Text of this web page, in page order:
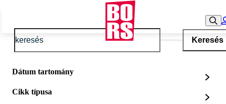
Keresés
Dátum tartomány
Cikk típusa